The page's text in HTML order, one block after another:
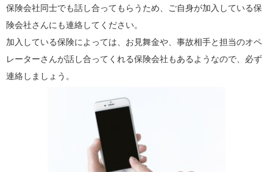
保険会社同士でも話し合ってもらうため、ご自身が加入している保
険会社さんにも連絡してください。
加入している保険によっては、お見舞金や、事故相手と担当のオペ
レーターさんが話し合ってくれる保険会社もあるようなので、必ず
連絡しましょう。